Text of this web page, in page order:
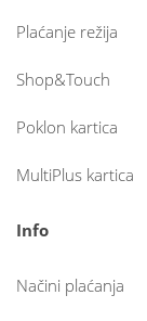
Plaćanje režija
Shop&Touch
Poklon kartica
MultiPlus kartica
Info
Načini plaćanja